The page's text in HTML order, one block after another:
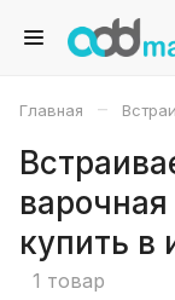
Главная –
варочная
купить в
1 товар